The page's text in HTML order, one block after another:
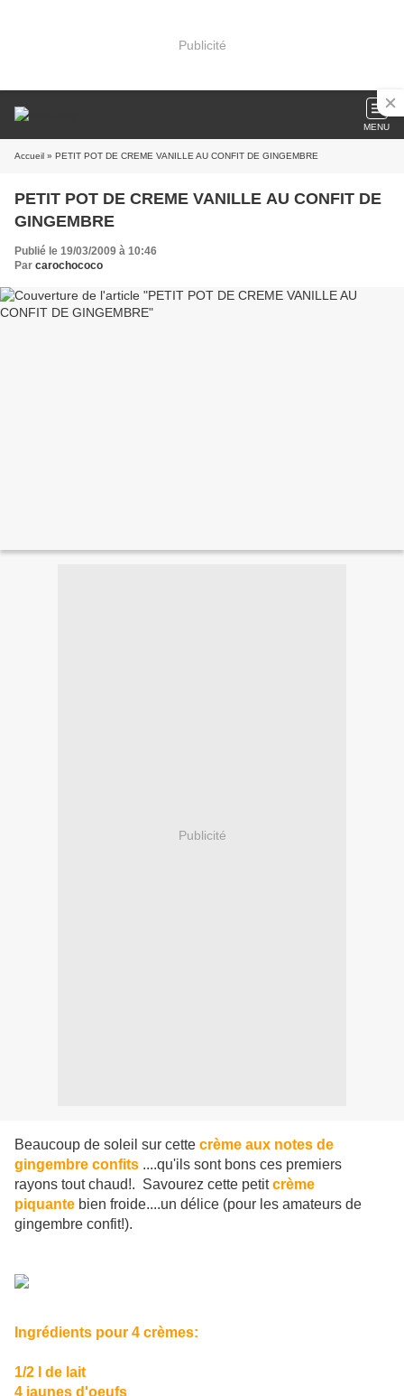
Publicité
MENU
Accueil » PETIT POT DE CREME VANILLE AU CONFIT DE GINGEMBRE
PETIT POT DE CREME VANILLE AU CONFIT DE
GINGEMBRE
Publié le 19/03/2009 à 10:46
Par carochococo
Publicité
Beaucoup de soleil sur cette crème aux notes de
gingembre confits ....qu'ils sont bons ces premiers
rayons tout chaud!. Savourez cette petitcrème
piquante bien froide....un délice (pour les amateurs de
gingembre confit!).
Ingrédients pour 4 crèmes:
1/2 l de lait
4 jaunes d'oeufs